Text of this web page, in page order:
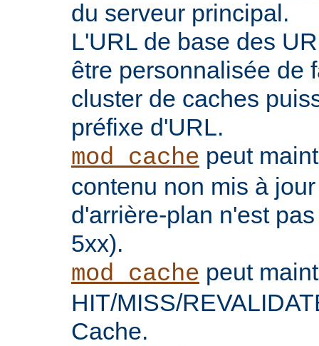
du serveur principal.
L'URL de base des
être personnalisée de
cluster de caches
préfixe d'URL.
mod_cache peut
contenu non mis à
d'arrière-plan n'est
5xx).
mod_cache peut
HIT/MISS/
Cache.